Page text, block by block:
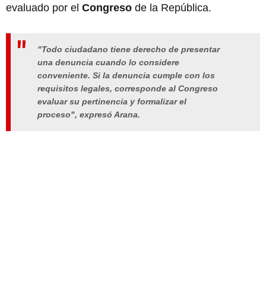
evaluado por el Congreso de la República.
"Todo ciudadano tiene derecho de presentar
una denuncia cuando lo considere
conveniente. Si la denuncia cumple con los
requisitos legales, corresponde al Congreso
evaluar su pertinencia y formalizar el
proceso", expresó Arana.